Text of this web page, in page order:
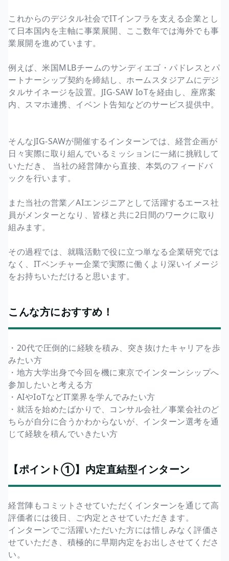
これからのデジタル社会でITインフラを支える企業とし
て日本国内を主軸に事業展開、ここ数年では海外でも事
業展開を進めています。
例えば、米国MLBチームのサンディエゴ・パドレスとパ
ートナーシップ契約を締結し、ホームスタジアムにデジ
タルサイネージを設置。JIG-SAW IoTを経由し、座席案
内、スマホ連携、イベント告知などのサービス提供中。
そんなJIG-SAWが開催するインターンでは、経営企画が
日々実際に取り組んでいるミッションに一緒に挑戦して
いただき、 当社の経営陣から直接、本気のフィードバ
ックを行います。
また当社の営業／AIエンジニアとして活躍するエース社
員がメンターとなり、皆様と共に2日間のワークに取り
組みます。
その過程では、就職活動で役に立つ単なる企業研究では
なく、ITベンチャー企業で実際に働くより深いイメージ
をお持ちいただけると思います。
こんな方におすすめ！
・20代で圧倒的に経験を積み、突き抜けたキャリアを歩
みたい方
・地方大学出身で今回を機に東京でインターンシップへ
参加したいと考える方
・AIやIoTなどIT業界を学んでみたい方
・就活を始めたばかりで、コンサル会社／事業会社のど
ちらが自分に合うかわからないが、インターン選考を通
じて経験を積んでいきたい方
【ポイント①】内定直結型インターン
経営陣もコミットさせていただくインターンを通じて高
評価者には後日、ご内定とさせていただきます。
インターンでご活躍いただいた方には惜しみなく評価さ
せていただき、積極的に早期内定をお出しさせてくださ
い。